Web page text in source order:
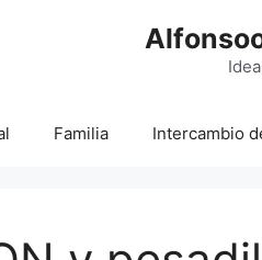
Familia Intercambio